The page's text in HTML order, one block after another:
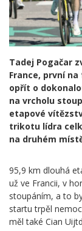
Tadej Pogačar
France, první
opřít o
na vrcholu
etapové
trikotu lídra
na druhém
95,9 km dlouhá
už ve Francii, v
stoupáním, a to
startu trpěl
měl také Cian